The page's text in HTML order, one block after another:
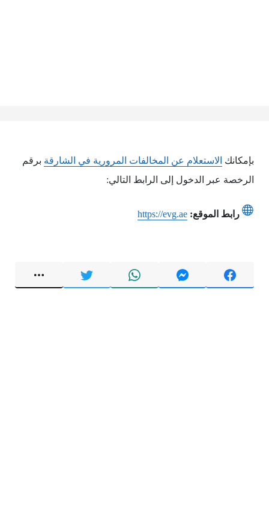
بإمكانك الاستعلام عن المخالفات المرورية في الشارقة برقم
الرخصة عبر الدخول إلى الرابط التالي:
رابط الموقع: https://evg.ae